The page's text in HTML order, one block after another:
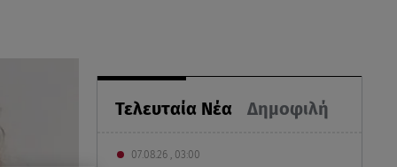
Τελευταία Νέα Δημοφιλή
07.08.26 , 03:00